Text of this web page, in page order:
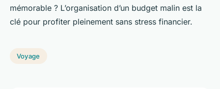
mémorable ? L’organisation d’un budget malin est la
clé pour profiter pleinement sans stress financier.
Voyage